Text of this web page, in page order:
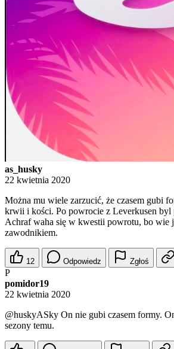
as_husky
22 kwietnia 2020
Można mu wiele zarzucić, że czasem gubi
krwii i kości. Po powrocie z Leverkusen byl
Achraf waha się w kwestii powrotu, bo wie
zawodnikiem.
12 Odpowiedz Zgłoś
P
pomidor19
22 kwietnia 2020
@huskyASky On nie gubi czasem formy.
sezony temu.